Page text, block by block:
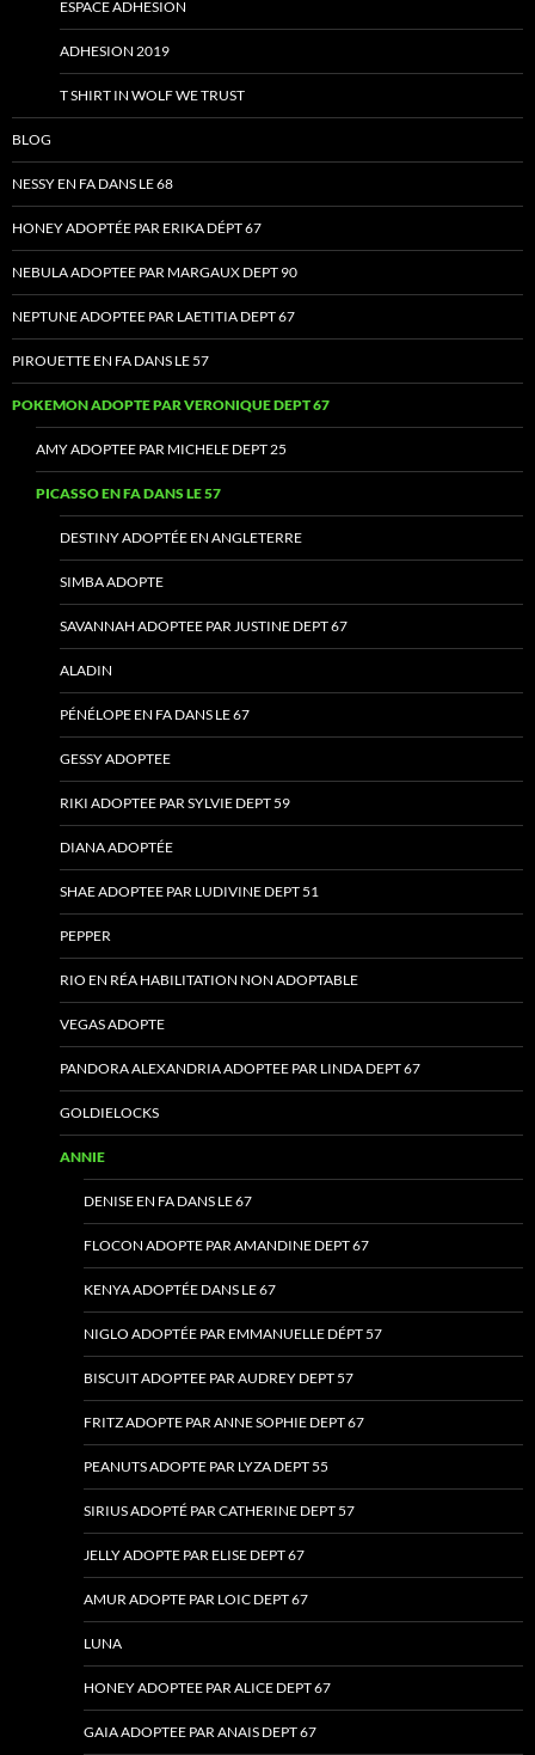
ESPACE ADHESION
ADHESION 2019
T SHIRT IN WOLF WE TRUST
BLOG
NESSY EN FA DANS LE 68
HONEY ADOPTÉE PAR ERIKA DÉPT 67
NEBULA ADOPTEE PAR MARGAUX DEPT 90
NEPTUNE ADOPTEE PAR LAETITIA DEPT 67
PIROUETTE EN FA DANS LE 57
POKEMON ADOPTE PAR VERONIQUE DEPT 67
AMY ADOPTEE PAR MICHELE DEPT 25
PICASSO EN FA DANS LE 57
DESTINY ADOPTÉE EN ANGLETERRE
SIMBA ADOPTE
SAVANNAH ADOPTEE PAR JUSTINE DEPT 67
ALADIN
PÉNÉLOPE EN FA DANS LE 67
GESSY ADOPTEE
RIKI ADOPTEE PAR SYLVIE DEPT 59
DIANA ADOPTÉE
SHAE ADOPTEE PAR LUDIVINE DEPT 51
PEPPER
RIO EN RÉA HABILITATION NON ADOPTABLE
VEGAS ADOPTE
PANDORA ALEXANDRIA ADOPTEE PAR LINDA DEPT 67
GOLDIELOCKS
ANNIE
DENISE EN FA DANS LE 67
FLOCON ADOPTE PAR AMANDINE DEPT 67
KENYA ADOPTÉE DANS LE 67
NIGLO ADOPTÉE PAR EMMANUELLE DÉPT 57
BISCUIT ADOPTEE PAR AUDREY DEPT 57
FRITZ ADOPTE PAR ANNE SOPHIE DEPT 67
PEANUTS ADOPTE PAR LYZA DEPT 55
SIRIUS ADOPTÉ PAR CATHERINE DEPT 57
JELLY ADOPTE PAR ELISE DEPT 67
AMUR ADOPTE PAR LOIC DEPT 67
LUNA
HONEY ADOPTEE PAR ALICE DEPT 67
GAIA ADOPTEE PAR ANAIS DEPT 67